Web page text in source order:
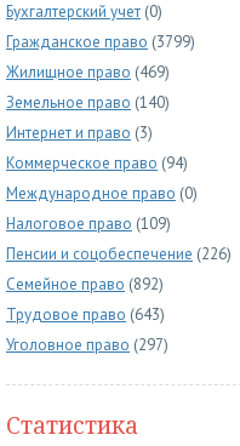
Бухгалтерский учет (0)
Гражданское право (3799)
Жилищное право (469)
Земельное право (140)
Интернет и право (3)
Коммерческое право (94)
Международное право (0)
Налоговое право (109)
Пенсии и соцобеспечение (226)
Семейное право (892)
Трудовое право (643)
Уголовное право (297)
Статистика